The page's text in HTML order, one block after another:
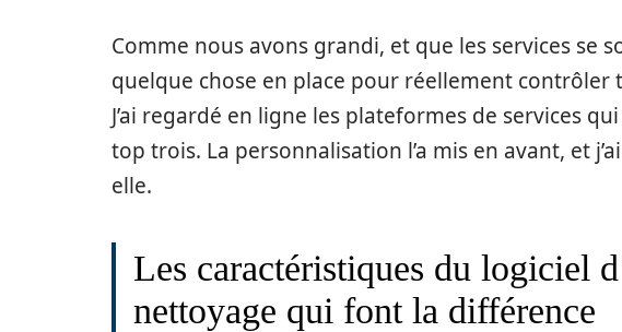
Comme nous avons grandi, et que les services se
quelque chose en place pour réellement
J’ai regardé en ligne les plateformes de services
top trois. La personnalisation l’a mis en avant, et
elle.
Les caractéristiques du logiciel
nettoyage qui font la différence